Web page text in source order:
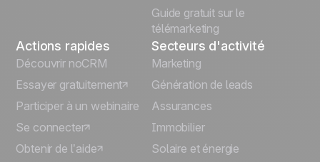
Guide gratuit sur le
télémarketing
Actions rapides
Découvrir noCRM
Essayer gratuitement
Participer à un webinaire
Se connecter
Obtenir de l’aide
Secteurs d'activité
Marketing
Génération de leads
Assurances
Immobilier
Solaire et énergie